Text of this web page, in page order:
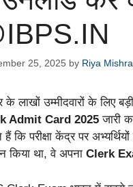
25, 2025 by Riya Mishra
के लाखों उम्मीदवारों के लिए
Admit Card 2025 जारी
कि परीक्षा केंद्र पर
किया था, वे अपना Clerk